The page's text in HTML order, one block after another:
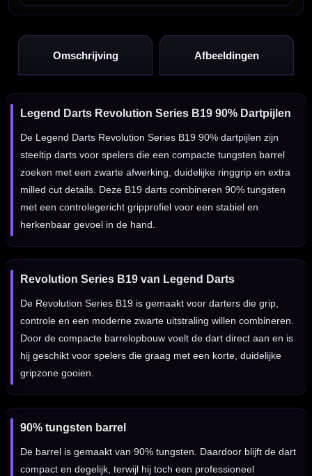
Omschrijving Afbeeldingen
Legend Darts Revolution Series B19 90% Dartpijlen
De Legend Darts Revolution Series B19 90% dartpijlen zijn
steeltip darts voor spelers die een compacte tungsten barrel
zoeken met een zwarte afwerking, duidelijke ringgrip en extra
milled cut details. Deze B19 darts combineren 90% tungsten
met een controlegericht gripprofiel voor een stabiel en
herkenbaar gevoel in de hand.
Revolution Series B19 van Legend Darts
De Revolution Series B19 is gemaakt voor darters die grip,
controle en een moderne zwarte uitstraling willen combineren.
Door de compacte barrelopbouw voelt de dart direct aan en is
hij geschikt voor spelers die graag met een korte, duidelijke
gripzone gooien.
90% tungsten barrel
De barrel is gemaakt van 90% tungsten. Daardoor blijft de dart
compact en degelijk, terwijl hij toch een professioneel